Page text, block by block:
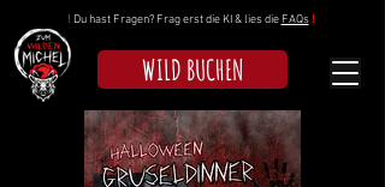
! Du hast Fragen? Frag erst die KI & lies die FAQs !
WILD BUCHEN